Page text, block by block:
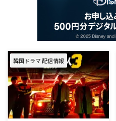
韓国ドラマ 配信情報